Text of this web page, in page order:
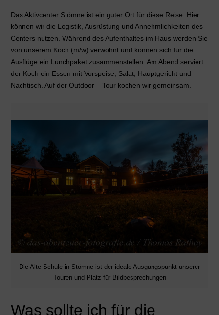
Das Aktivcenter Stömne ist ein guter Ort für diese Reise. Hier
können wir die Logistik, Ausrüstung und Annehmlichkeiten des
Centers nutzen. Während des Aufenthaltes im Haus werden Sie
von unserem Koch (m/w) verwöhnt und können sich für die
Ausflüge ein Lunchpaket zusammenstellen. Am Abend serviert
der Koch ein Essen mit Vorspeise, Salat, Hauptgericht und
Nachtisch. Auf der Outdoor – Tour kochen wir gemeinsam.
Die Alte Schule in Stömne ist der ideale Ausgangspunkt unserer
Touren und Platz für Bildbesprechungen
Was sollte ich für die